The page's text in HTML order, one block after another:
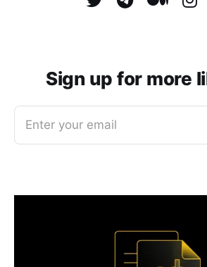
Sign up for more
Enter your email